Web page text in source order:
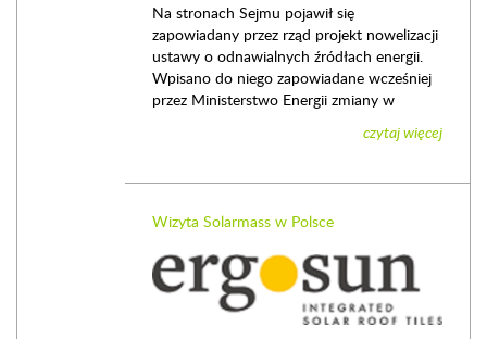
Na stronach Sejmu pojawił się
zapowiadany przez rząd projekt nowelizacji
ustawy o odnawialnych źródłach energii.
Wpisano do niego zapowiadane wcześniej
przez Ministerstwo Energii zmiany w
czytaj więcej
Wizyta Solarmass w Polsce